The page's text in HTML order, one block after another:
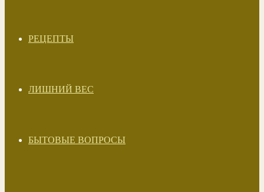
РЕЦЕПТЫ
ЛИШНИЙ ВЕС
БЫТОВЫЕ ВОПРОСЫ